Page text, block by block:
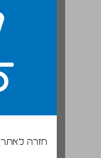
חזרה לאתר